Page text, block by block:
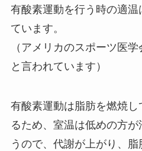
有酸素運動を行う時の適温
ています。
（アメリカのスポーツ医
と言われています）
有酸素運動は脂肪を燃焼
るため、室温は低めの方
うので、代謝が上がり、